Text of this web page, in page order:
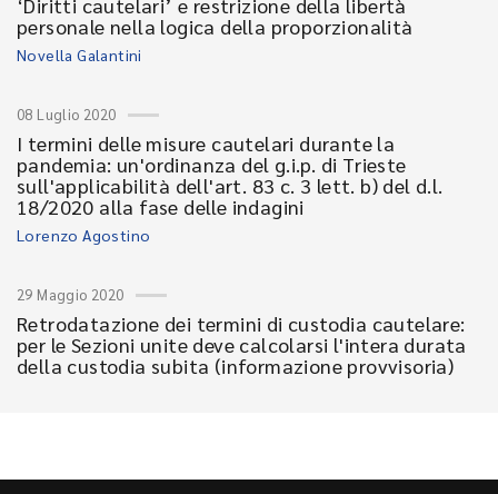
personale nella logica della proporzionalità
Novella Galantini
08 Luglio 2020
I termini delle misure cautelari durante la
pandemia: un'ordinanza del g.i.p. di Trieste
sull'applicabilità dell'art. 83 c. 3 lett. b) del d.l.
18/2020 alla fase delle indagini
Lorenzo Agostino
29 Maggio 2020
Retrodatazione dei termini di custodia cautelare:
per le Sezioni unite deve calcolarsi l'intera durata
della custodia subita (informazione provvisoria)